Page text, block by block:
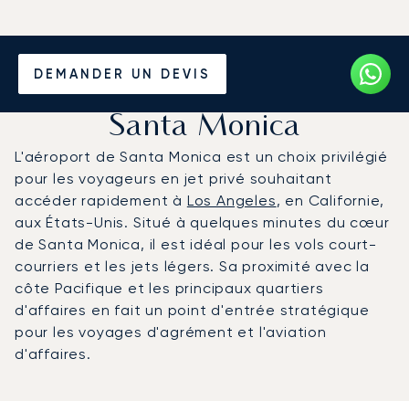
DEMANDER UN DEVIS
Louer un Jet Privé de/vers
l'Aéroport municipal de
Santa Monica
L'aéroport de Santa Monica est un choix privilégié
pour les voyageurs en jet privé souhaitant
accéder rapidement à Los Angeles, en Californie,
aux États-Unis. Situé à quelques minutes du cœur
de Santa Monica, il est idéal pour les vols court-
courriers et les jets légers. Sa proximité avec la
côte Pacifique et les principaux quartiers
d'affaires en fait un point d'entrée stratégique
pour les voyages d'agrément et l'aviation
d'affaires.